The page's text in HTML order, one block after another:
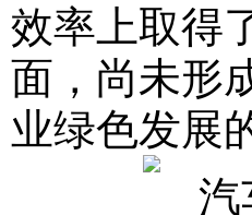
效率上取得
面，尚未形
业绿色发展